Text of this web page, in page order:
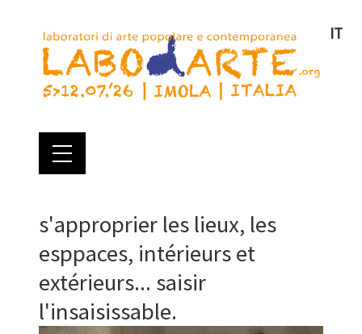
IT
s'approprier les lieux, les
esppaces, intérieurs et
extérieurs... saisir
l'insaisissable.